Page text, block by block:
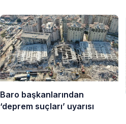
Baro başkanlarından
‘deprem suçları’ uyarısı